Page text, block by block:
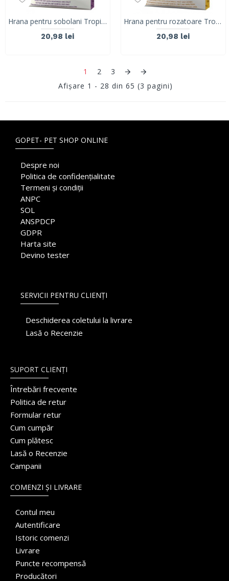
Hrana pentru sobolani Tropifit Premium Plus Rat , 750g
20,98 lei
Hrana pentru rozatoare Tropifit Premium Plus Cavia, 750g
20,98 lei
1 2
3
Afişare 1 - 28 din 65 (3 pagini)
GOPET- PET SHOP ONLINE
Despre noi
Politica de confidențialitate
Termeni și condiții
ANPC
SOL
ANSPDCP
GDPR
Harta site
Devino tester
SERVICII PENTRU CLIENȚI
Deschiderea coletului la livrare
Lasă o Recenzie
SUPORT CLIENȚI
Întrebări frecvente
Politica de retur
Formular retur
Cum cumpăr
Cum plătesc
Lasă o Recenzie
Campanii
COMENZI ȘI LIVRARE
Contul meu
Autentificare
Istoric comenzi
Livrare
Puncte recompensă
Producători